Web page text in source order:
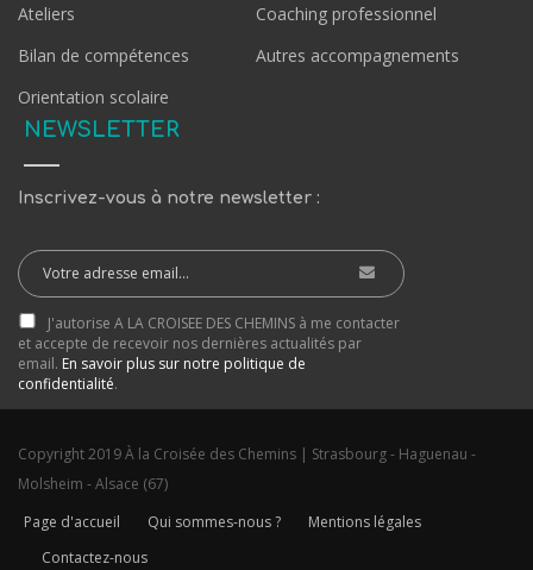
Ateliers
Coaching professionnel
Bilan de compétences
Autres accompagnements
Orientation scolaire
NEWSLETTER
Inscrivez-vous à notre newsletter :
J'autorise A LA CROISEE DES CHEMINS à me contacter
et accepte de recevoir nos dernières actualités par
email. En savoir plus sur notre politique de
confidentialité.
Copyright 2019 À la Croisée des Chemins | Strasbourg - Haguenau -
Molsheim - Alsace (67)
Page d'accueil
Qui sommes-nous ?
Mentions légales
Contactez-nous